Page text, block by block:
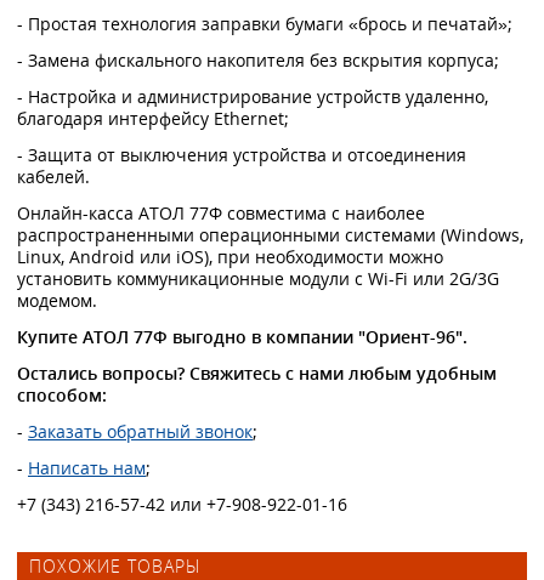
- Простая технология заправки бумаги «брось и печатай»;
- Замена фискального накопителя без вскрытия корпуса;
- Настройка и администрирование устройств удаленно,
благодаря интерфейсу Ethernet;
- Защита от выключения устройства и отсоединения
кабелей.
Онлайн-касса АТОЛ 77Ф совместима с наиболее
распространенными операционными системами (Windows,
Linux, Android или iOS), при необходимости можно
установить коммуникационные модули с Wi-Fi или 2G/3G
модемом.
Купите АТОЛ 77Ф выгодно в компании "Ориент-96".
Остались вопросы? Свяжитесь с нами любым удобным
способом:
- Заказать обратный звонок;
- Написать нам;
+7 (343) 216-57-42 или +7-908-922-01-16
ПОХОЖИЕ ТОВАРЫ